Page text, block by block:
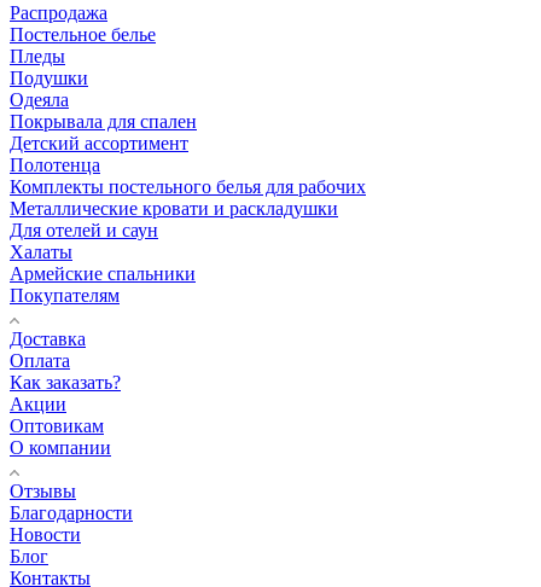
Распродажа
Постельное белье
Пледы
Подушки
Одеяла
Покрывала для спален
Детский ассортимент
Полотенца
Комплекты постельного белья для рабочих
Металлические кровати и раскладушки
Для отелей и саун
Халаты
Армейские спальники
Покупателям
Доставка
Оплата
Как заказать?
Акции
Оптовикам
О компании
Отзывы
Благодарности
Новости
Блог
Контакты